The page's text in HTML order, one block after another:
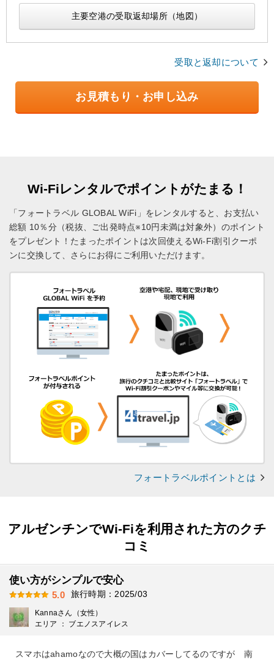
主要空港の受取返却場所（地図）
受取と返却について
お見積もり・お申し込み
Wi-Fiレンタルでポイントがたまる！
「フォートラベル GLOBAL WiFi」をレンタルすると、お支払い
総額 10％分（税抜、ご出発時点※10円未満は対象外）のポイント
をプレゼント！ たまったポイントは次回使えるWi-Fi割引クーポ
ンに交換して、さらにお得にご利用いただけます。
フォートラベルポイントとは
アルゼンチンでWi-Fiを利用された方のクチ
コミ
使い方がシンプルで安心
5.0 旅行時期：2025/03
Kannaさん（女性）
エリア ： ブエノスアイレス
スマホはahamoなので大概の国はカバーしてるのですが 南